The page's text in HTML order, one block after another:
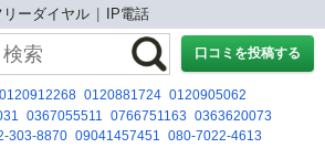
リーダイヤル IP電話
口コミを投稿する
0120912268 0120881724 0120905062
0367055511 0766751163 0363620073
303-8870 09041457451 080-7022-4613